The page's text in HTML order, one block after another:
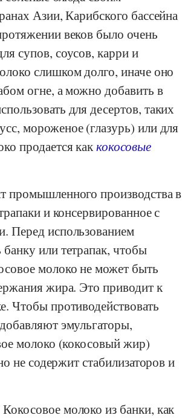
Азии, Карибского бассейна
веков было очень
супов, соусов, карри и
слишком долго, иначе оно
огне, а можно добавить в
для десертов, таких
мороженое (глазурь) или для
продается каккокосовые
промышленного производства в
и консервированное с
Перед использованием
или тетрапак, чтобы
молоко не может быть
жира. Это приводит к
Чтобы противодействовать
эмульгаторы,
молоко (кокосовый жир)
не содержит стабилизаторов и
Кокосовое молоко из банки, как